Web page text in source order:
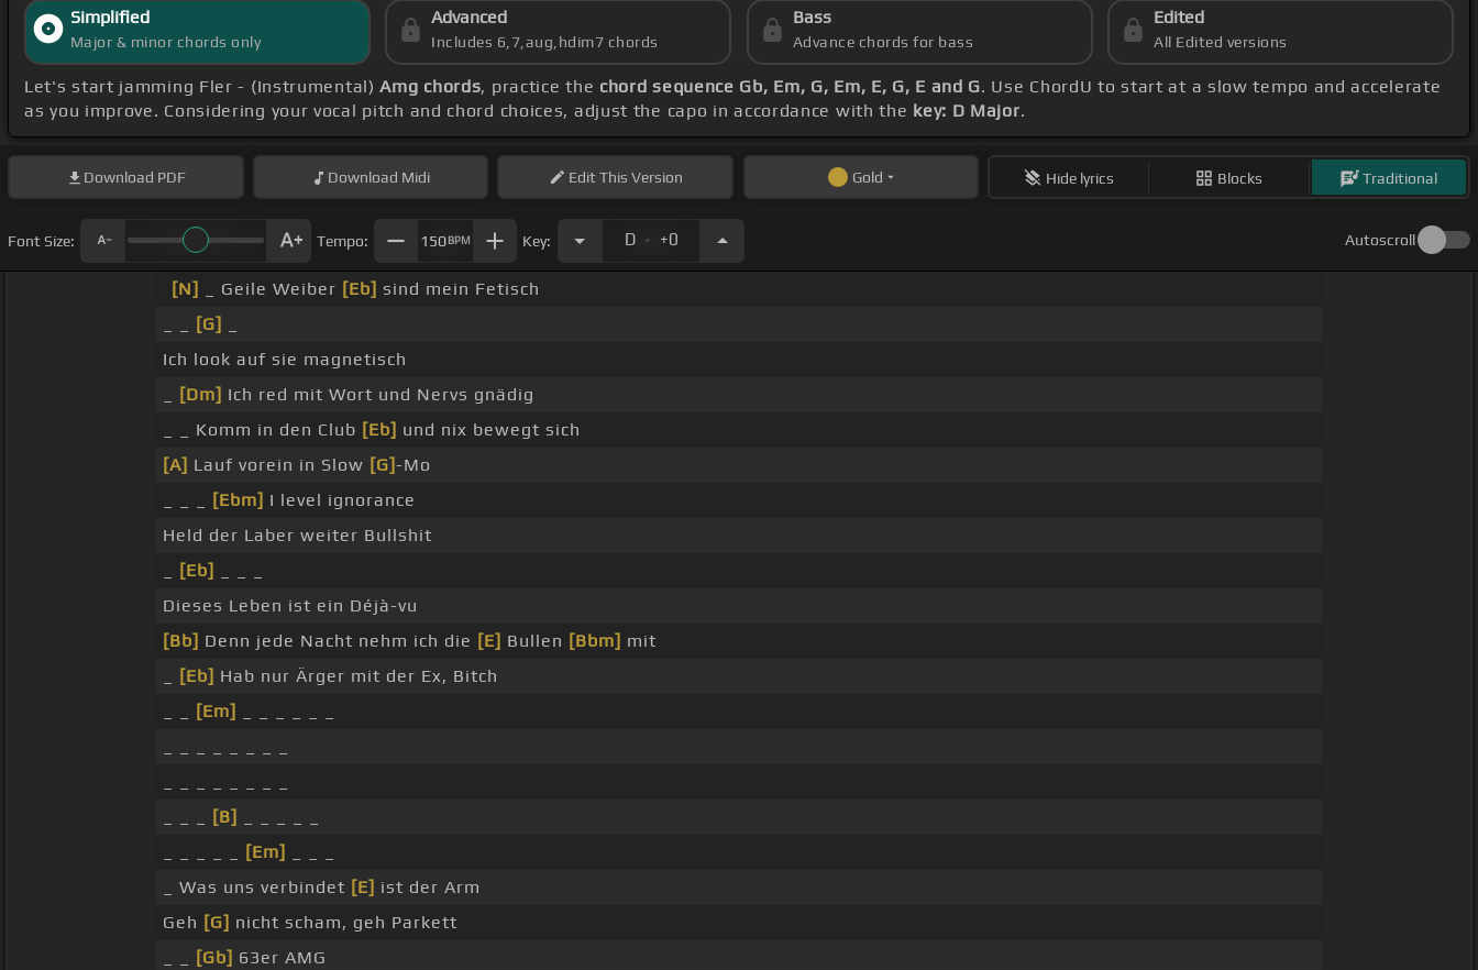
Simplified
Major & minor chords only
Advanced
Includes 6,7,aug,hdim7 chords
Bass
Advance chords for bass
Edited
All Edited versions
Let's start jamming Fler - (Instrumental)Amg chords, practice the chord sequence Gb, Em, G, Em, E, G, E and G. Use ChordU to start at a slow tempo and accelerate
as you improve. Considering your vocal pitch and chord choices, adjust the capo in accordance with the key: D Major.
Download PDF Download Midi EditThis Version Gold Hide lyrics Blocks Traditional
Font Size: Tempo: 150BPM Key: D . +0 Autoscroll
[N] _ Geile Weiber [Eb] sind mein Fetisch
[G]
Ich look auf sie magnetisch
[Dm] Ich red mit Wort und Nervs gnädig
_ _ Komm in den Club [Eb] und nix bewegt sich
[A] Lauf vorein in Slow [G]-Mo
[Ebm] I level ignorance
Held der Laber weiter Bullshit
[Eb]
Dieses Leben ist ein Déjà-vu
[Bb] Denn jede Nacht nehm ich die [E] Bullen [Bbm] mit
[Eb] Hab nur Ärger mit der Ex, Bitch
[Em]
[B]
[Em]
_ Was uns verbindet [E] ist der Arm
Geh [G] nicht scham, geh Parkett
[Gb] 63er AMG